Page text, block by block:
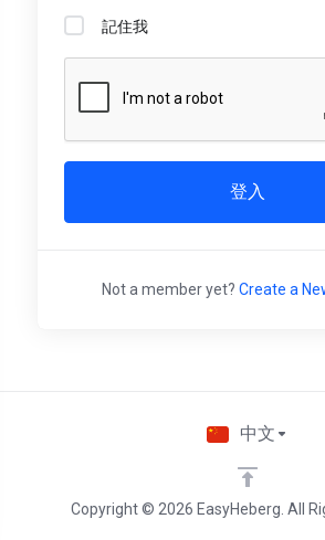
記住我
登入
Not a member yet? Create a
Copyright © 2026 EasyHeberg. All
中文